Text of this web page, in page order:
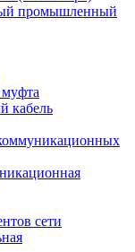
промышленный
муфта
кабель
сети